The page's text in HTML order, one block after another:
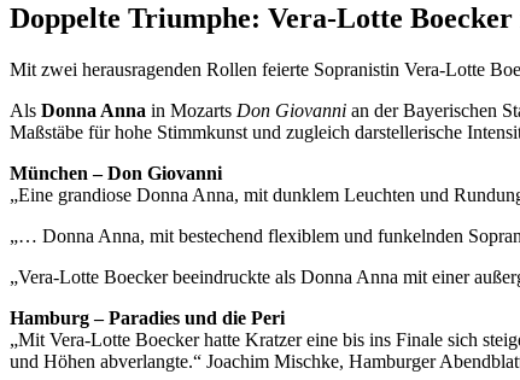
Doppelte Triumphe: Vera-Lotte
Mit zwei herausragenden Rollen feierte Sopranistin Vera-Lotte
Als Donna Anna in Mozarts Don Giovanni an der Bayerischen
Maßstäbe für hohe Stimmkunst und zugleich darstellerische
München – Don Giovanni
„Eine grandiose Donna Anna, mit dunklem Leuchten und
„… Donna Anna, mit bestechend flexiblem und funkelnden
„Vera-Lotte Boecker beeindruckte als Donna Anna mit einer
Hamburg – Paradies und die Peri
„Mit Vera-Lotte Boecker hatte Kratzer eine bis ins Finale sich
und Höhen abverlangte.“ Joachim Mischke, Hamburger